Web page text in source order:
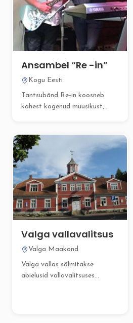
Ansambel “Re -in”
Kogu Eesti
Tantsubänd Re-in koosneb
kahest kogenud muusikust,
Valga vallavalitsus
Valga Maakond
Valga vallas sõlmitakse
abielusid vallavalitsuses